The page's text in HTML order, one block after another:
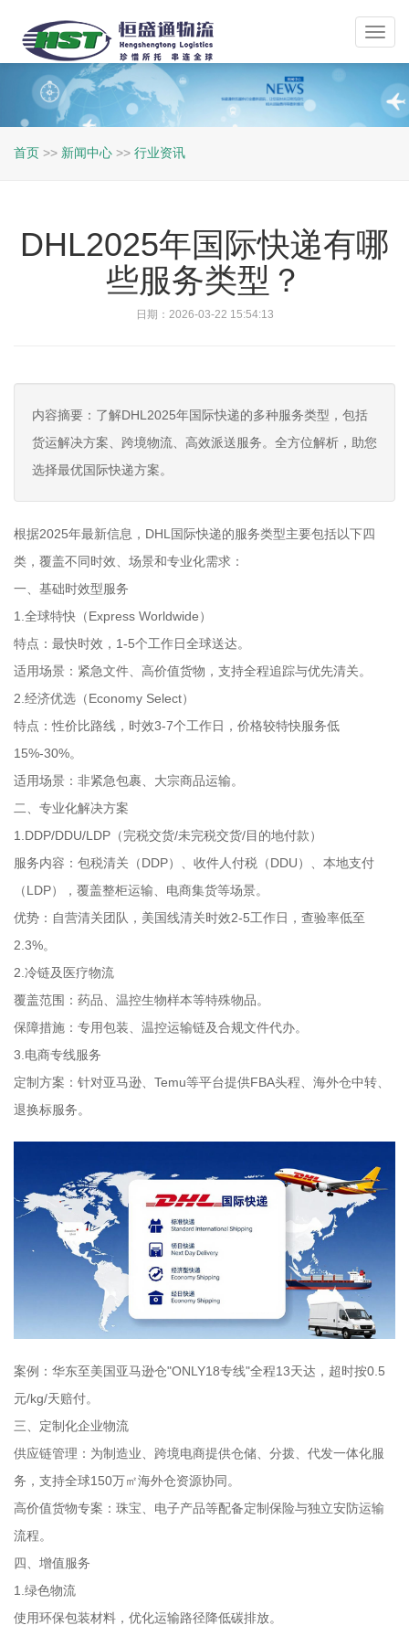
首页 >> 新闻中心 >> 行业资讯
DHL2025年国际快递有哪
些服务类型？
日期：2026-03-22 15:54:13
内容摘要：了解DHL2025年国际快递的多种服务类型，包括
货运解决方案、跨境物流、高效派送服务。全方位解析，助您
选择最优国际快递方案。
根据2025年最新信息，DHL国际快递的服务类型主要包括以下四
类，覆盖不同时效、场景和专业化需求：
一、基础时效型服务
1.全球特快（Express Worldwide）
特点：最快时效，1-5个工作日全球送达。
适用场景：紧急文件、高价值货物，支持全程追踪与优先清关。
2.经济优选（Economy Select）
特点：性价比路线，时效3-7个工作日，价格较特快服务低
15%-30%。
适用场景：非紧急包裹、大宗商品运输。
二、专业化解决方案
1.DDP/DDU/LDP（完税交货/未完税交货/目的地付款）
服务内容：包税清关（DDP）、收件人付税（DDU）、本地支付
（LDP），覆盖整柜运输、电商集货等场景。
优势：自营清关团队，美国线清关时效2-5工作日，查验率低至
2.3%。
2.冷链及医疗物流
覆盖范围：药品、温控生物样本等特殊物品。
保障措施：专用包装、温控运输链及合规文件代办。
3.电商专线服务
定制方案：针对亚马逊、Temu等平台提供FBA头程、海外仓中转、
退换标服务。
案例：华东至美国亚马逊仓"ONLY18专线"全程13天达，超时按0.5
元/kg/天赔付。
三、定制化企业物流
供应链管理：为制造业、跨境电商提供仓储、分拨、代发一体化服
务，支持全球150万㎡海外仓资源协同。
高价值货物专案：珠宝、电子产品等配备定制保险与独立安防运输
流程。
四、增值服务
1.绿色物流
使用环保包装材料，优化运输路径降低碳排放。